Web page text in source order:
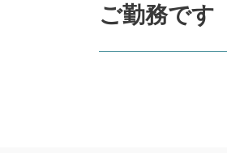
ご勤務です